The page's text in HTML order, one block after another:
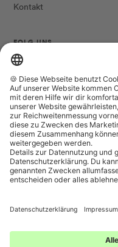
Kontakt
FOLG UNS
Land/Region
Dänemark (DKK kr.)
The Female Company